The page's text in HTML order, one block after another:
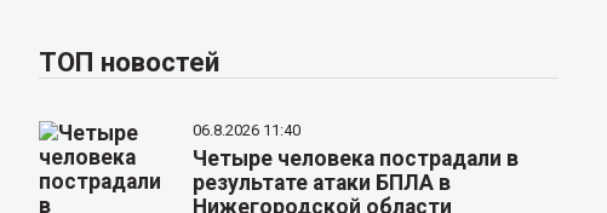
ТОП новостей
06.8.2026 11:40
Четыре человека пострадали в
результате атаки БПЛА в
Нижегородской области